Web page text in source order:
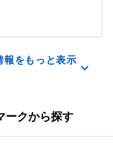
報をもっと表示
ークから探す